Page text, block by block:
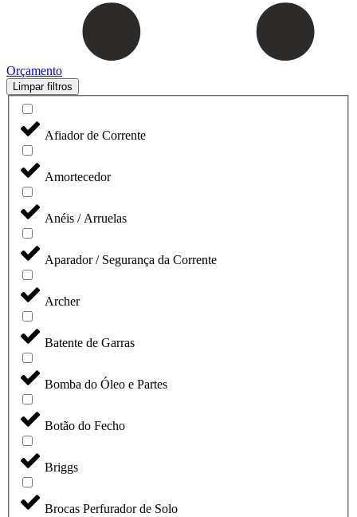
Orçamento
Limpar filtros
Afiador de Corrente
Amortecedor
Anéis / Arruelas
Aparador / Segurança da Corrente
Archer
Batente de Garras
Bomba do Óleo e Partes
Botão do Fecho
Briggs
Brocas Perfurador de Solo